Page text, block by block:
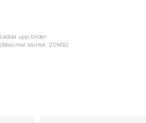
Ladda upp bilder
(Maximal storlek: 20MB)